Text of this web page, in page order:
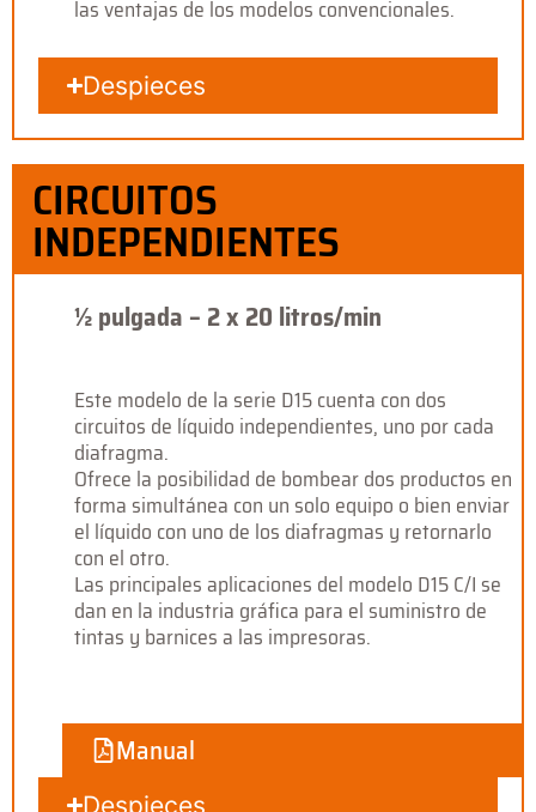
las ventajas de los modelos convencionales.
Despieces
CIRCUITOS
INDEPENDIENTES
½ pulgada – 2 x 20 litros/min
Este modelo de la serie D15 cuenta con dos
circuitos de líquido independientes, uno por cada
diafragma.
Ofrece la posibilidad de bombear dos productos en
forma simultánea con un solo equipo o bien enviar
el líquido con uno de los diafragmas y retornarlo
con el otro.
Las principales aplicaciones del modelo D15 C/I se
dan en la industria gráfica para el suministro de
tintas y barnices a las impresoras.
Manual
Despieces